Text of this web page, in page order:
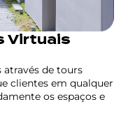
Virtuais
através de tours
clientes em qualquer
os espaços e